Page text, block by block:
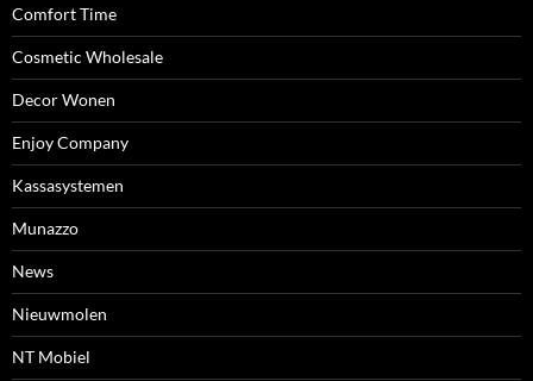
Comfort Time
Cosmetic Wholesale
Decor Wonen
Enjoy Company
Kassasystemen
Munazzo
News
Nieuwmolen
NT Mobiel